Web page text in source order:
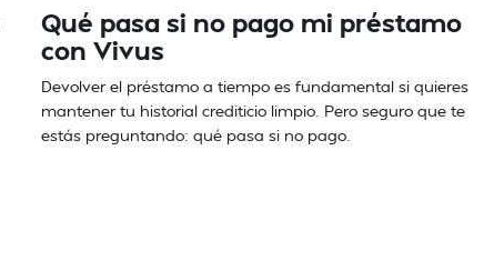
Qué pasa si no pago mi préstamo
con Vivus
Devolver el préstamo a tiempo es fundamental si quieres
mantener tu historial crediticio limpio. Pero seguro que te
estás preguntando: qué pasa si no pago.